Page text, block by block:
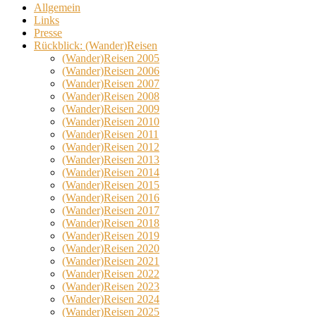
Allgemein
Links
Presse
Rückblick: (Wander)Reisen
(Wander)Reisen 2005
(Wander)Reisen 2006
(Wander)Reisen 2007
(Wander)Reisen 2008
(Wander)Reisen 2009
(Wander)Reisen 2010
(Wander)Reisen 2011
(Wander)Reisen 2012
(Wander)Reisen 2013
(Wander)Reisen 2014
(Wander)Reisen 2015
(Wander)Reisen 2016
(Wander)Reisen 2017
(Wander)Reisen 2018
(Wander)Reisen 2019
(Wander)Reisen 2020
(Wander)Reisen 2021
(Wander)Reisen 2022
(Wander)Reisen 2023
(Wander)Reisen 2024
(Wander)Reisen 2025